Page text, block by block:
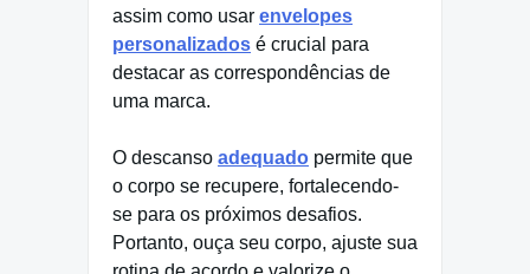
assim como usar envelopes
personalizados é crucial para
destacar as correspondências de
uma marca.
O descanso adequado permite que
o corpo se recupere, fortalecendo-
se para os próximos desafios.
Portanto, ouça seu corpo, ajuste sua